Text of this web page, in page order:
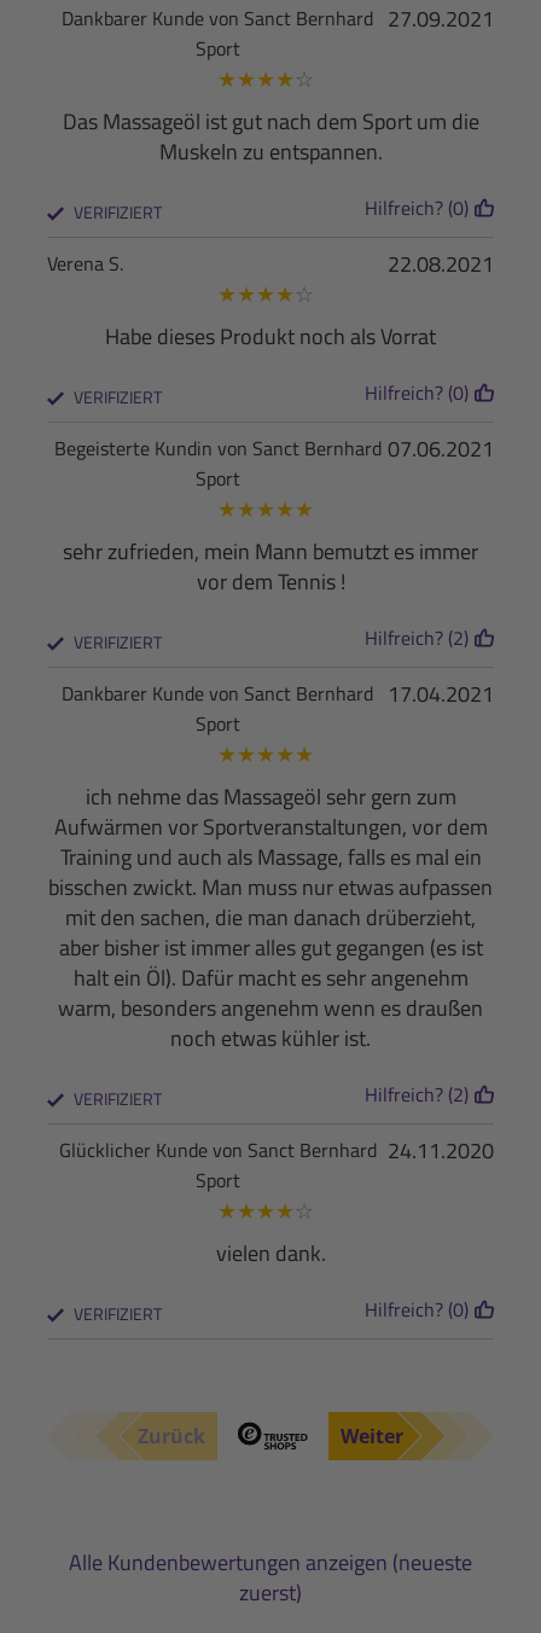
27.09.2021
Dankbarer Kunde von Sanct Bernhard
Sport
★★★★☆
Das Massageöl ist gut nach dem Sport um die
Muskeln zu entspannen.
VERIFIZIERT Hilfreich? (0)
22.08.2021
Verena S.
★★★★☆
Habe dieses Produkt noch als Vorrat
VERIFIZIERT Hilfreich? (0)
07.06.2021
Begeisterte Kundin von Sanct Bernhard
Sport
★★★★★
sehr zufrieden, mein Mann bemutzt es immer
vor dem Tennis !
VERIFIZIERT Hilfreich? (2)
17.04.2021
Dankbarer Kunde von Sanct Bernhard
Sport
★★★★★
ich nehme das Massageöl sehr gern zum
Aufwärmen vor Sportveranstaltungen, vor dem
Training und auch als Massage, falls es mal ein
bisschen zwickt. Man muss nur etwas aufpassen
mit den sachen, die man danach drüberzieht,
aber bisher ist immer alles gut gegangen (es ist
halt ein Öl). Dafür macht es sehr angenehm
warm, besonders angenehm wenn es draußen
noch etwas kühler ist.
VERIFIZIERT Hilfreich? (2)
24.11.2020
Glücklicher Kunde von Sanct Bernhard
Sport
★★★★☆
vielen dank.
VERIFIZIERT Hilfreich? (0)
Zurück Weiter
Alle Kundenbewertungen anzeigen (neueste
zuerst)